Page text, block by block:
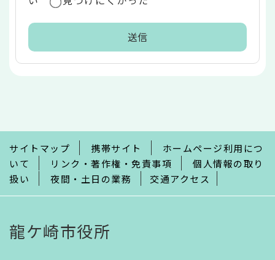
で
サイトマップ 携帯サイト
ホームページ利用につ
いて
リンク・著作権・免責事項
個人情報の取り
扱い
夜間・土日の業務 交通アクセス
龍ケ崎市役所